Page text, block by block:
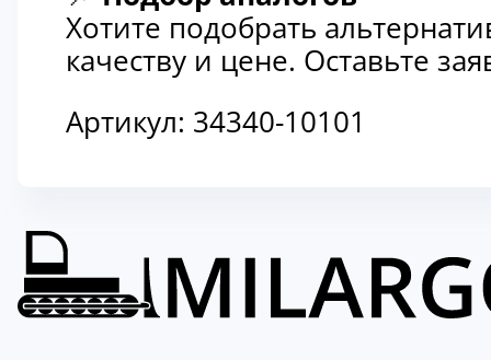
Хотите подобрать
качеству и цене. Оставьте
Артикул: 34340-10101